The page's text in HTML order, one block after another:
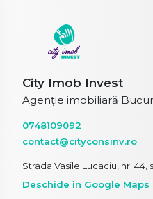
City Imob Invest
Agenție imobiliară
0748109092
contact@cityconsinv.ro
Strada Vasile Lucaciu, nr. 44,
Deschide în Google Maps